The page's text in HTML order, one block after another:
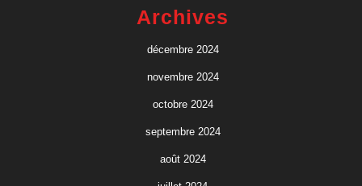
Archives
décembre 2024
novembre 2024
octobre 2024
septembre 2024
août 2024